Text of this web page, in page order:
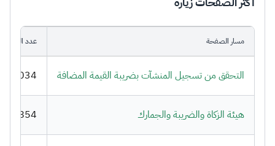
مسار الصفحة عدد الزيارات
التحقق من تسجيل المنشآت بضريبة القيمة المضافة‎
هيئة الزكاة والضريبة والجمارك